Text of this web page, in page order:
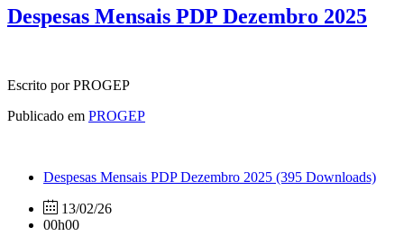
Despesas Mensais PDP Dezembro 2025
Escrito por PROGEP
Publicado em PROGEP
Despesas Mensais PDP Dezembro 2025 (395 Downloads)
13/02/26
00h00